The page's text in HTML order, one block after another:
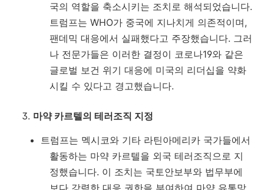
국의 역할을 축소시키는 조치로 해석되었습니다.
트럼프는 WHO가 중국에 지나치게 의존적이며,
팬데믹 대응에서 실패했다고 주장했습니다. 그러
나 전문가들은 이러한 결정이 코로나19와 같은
글로벌 보건 위기 대응에 미국의 리더십을 약화
시킬 수 있다고 경고했습니다.
마약 카르텔의 테러조직 지정
트럼프는 멕시코와 기타 라틴아메리카 국가들에서
활동하는 마약 카르텔을 외국 테러조직으로 지
정했습니다. 이 조치는 국토안보부와 법무부에